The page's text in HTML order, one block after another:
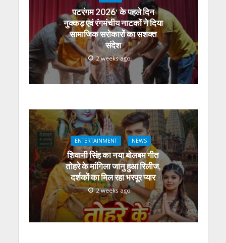
पटरंगम 2026′ के पहले दिन
नुक्कड़ एवं रंगमंचीय नाटकों ने दिया
सामाजिक सरोकारों का सशक्त
संदेश
2 weeks ago
ENTERTAINMENT NEWS
शिवानी सिंह का नया बोलबम गीत
तोहरे के मांगिला जानु हुआ रिलीज,
दर्शकों का मिल रहा भरपूर प्यार
2 weeks ago